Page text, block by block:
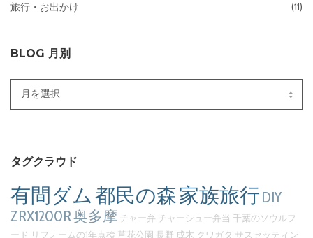
旅行・お出かけ (11)
BLOG 月別
Blog
タグクラウド
有間ダム都民の森家族旅行DIY
ZRX1200R奥多摩 チャー弁 チャーシュー弁当 千葉のソウルフ
ード リフォームの1年点検 草花公園 長野 成木 クワガタ サスセッティン